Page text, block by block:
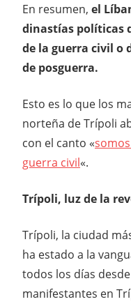
En resumen, el
dinastías políticas
de la guerra civil o
de posguerra.
Esto es lo que los
norteña de Trípoli
con el canto «
guerra civil«.
Trípoli, luz de la
Trípoli, la ciudad
ha estado a la
todos los días
manifestantes en